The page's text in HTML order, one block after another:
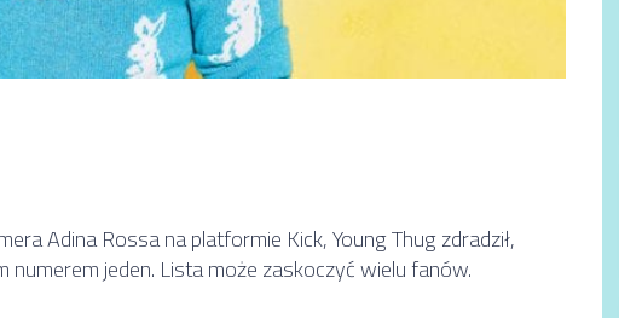
Adina Rossa na platformie Kick, Young Thug zdradził,
jeden. Lista może zaskoczyć wielu fanów.